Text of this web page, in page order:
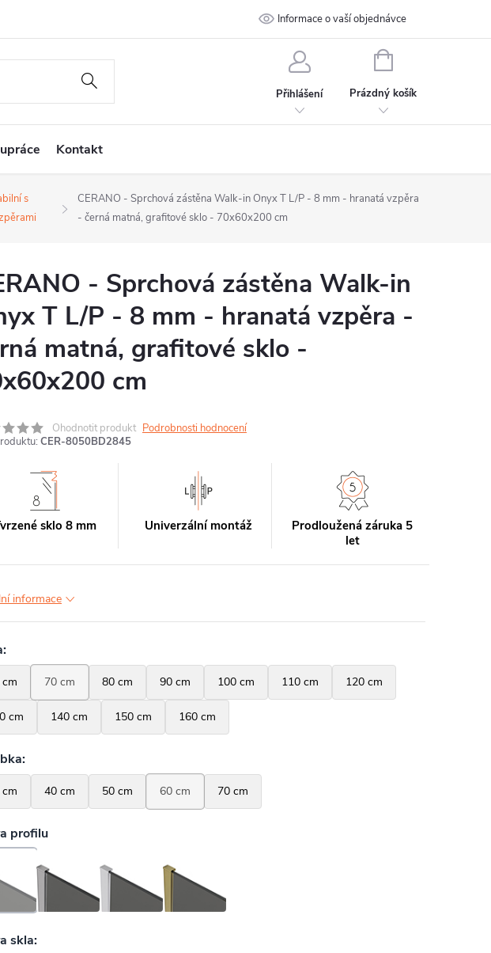
Ochrana osobních údajů Kontakt
Informace o vaší objednávce
Přihlášení
NÁKUPNÍ
Prázdný košík
Kontakt
s
CERANO - Sprchová zástěna Walk-in Onyx T L/P - 8 mm - hranatá vzpěra
- černá matná, grafitové sklo - 70x60x200 cm
- Sprchová zástěna Walk-in
T L/P - 8 mm - hranatá vzpěra -
matná, grafitové sklo -
cm
Ohodnotit produkt Podrobnosti hodnocení
CER-8050BD2845
sklo 8 mm Univerzální montáž
Prodloužená záruka 5
let
informace